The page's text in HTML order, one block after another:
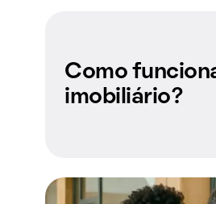
Como
imobiliário?